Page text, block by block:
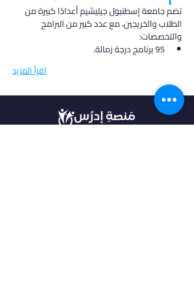
تضم جامعة إسطنبول جيليشيم أعدادًا كبيرة من
الطلاب والخريجين، مع عدد كبير من البرامج
والتخصصات:
95 برنامج درجة زمالة.
اقرأ المزيد